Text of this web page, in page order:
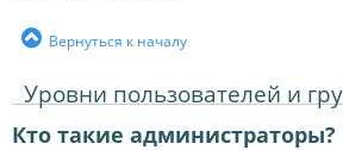
Вернуться к началу
Уровни пользователей и
Кто такие администраторы?